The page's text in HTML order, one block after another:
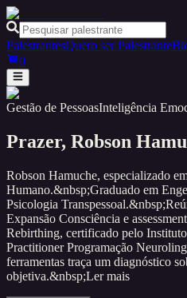
PalestrantesQuero ser Palestrante
0
Gestão de PessoasInteligência
Prazer, Robson
Robson Hamuche, especializado
Humano.&nbsp;Graduado em
Psicologia
Expansão Consciência e
Rebirthing, certificado pelo
Practitioner Programação
ferramentas traça um diagnóstico
objetiva.&nbsp;Ler mais